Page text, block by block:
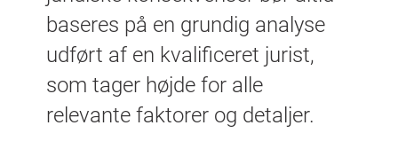
baseres på en grundig analyse
udført af en kvalificeret jurist,
som tager højde for alle
relevante faktorer og detaljer.